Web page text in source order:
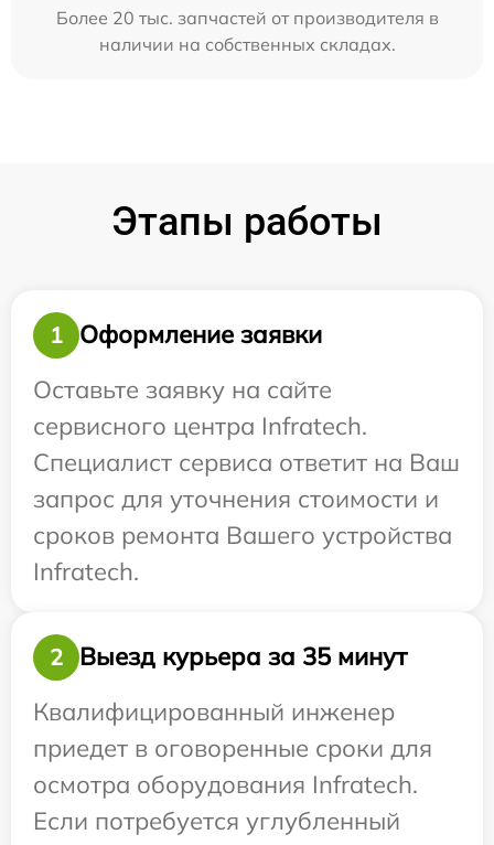
Более 20 тыс. запчастей от производителя в
наличии на собственных складах.
Этапы работы
1
Оформление заявки
Оставьте заявку на сайте
сервисного центра Infratech.
Специалист сервиса ответит на Ваш
запрос для уточнения стоимости и
сроков ремонта Вашего устройства
Infratech.
2
Выезд курьера за 35 минут
Квалифицированный инженер
приедет в оговоренные сроки для
осмотра оборудования Infratech.
Если потребуется углубленный